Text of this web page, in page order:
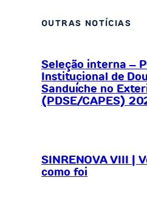
OUTRAS NOTÍCIAS
Seleção interna –
Institucional de
Sanduíche no
(PDSE/CAPES)
SINRENOVA VIII |
como foi